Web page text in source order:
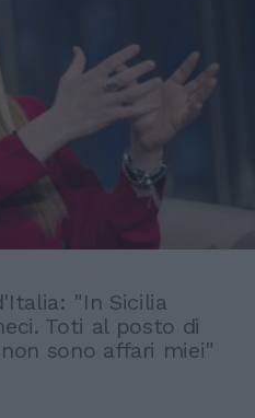
"In Sicilia
Toti al posto di
sono affari miei"